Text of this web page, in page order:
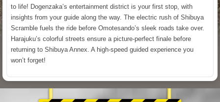
to life! Dogenzaka’s entertainment district is your first stop, with
insights from your guide along the way. The electric rush of Shibuya
Scramble fuels the ride before Omotesando’s sleek roads take over.
Harajuku’s colorful streets ensure a picture-perfect finale before
returning to Shibuya Annex. A high-speed guided experience you
won’t forget!